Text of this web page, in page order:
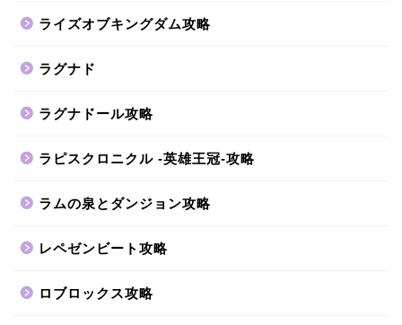
ライズオブキングダム攻略
ラグナド
ラグナドール攻略
ラピスクロニクル -英雄王冠-攻略
ラムの泉とダンジョン攻略
レペゼンビート攻略
ロブロックス攻略